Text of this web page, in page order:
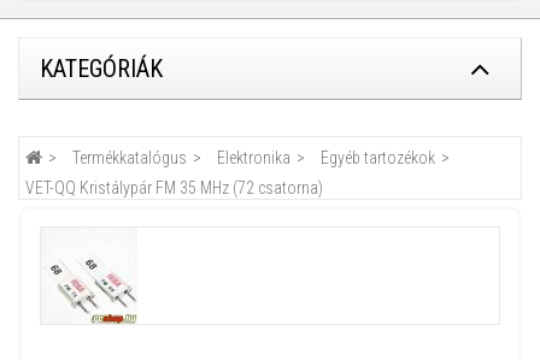
KATEGÓRIÁK
Termékkatalógus Elektronika
Egyéb tartozékok
VET-QQ Kristálypár FM 35 MHz (72 csatorna)